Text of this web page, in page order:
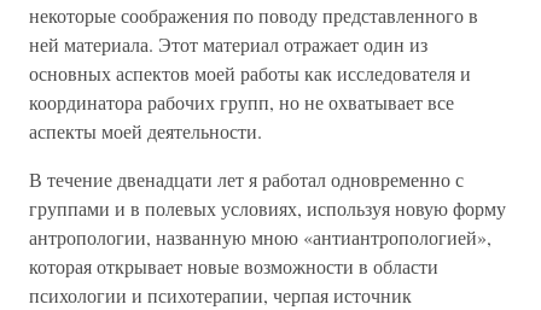
некоторые соображения по поводу представленного в
ней материала. Этот материал отражает один из
основных аспектов моей работы как исследователя и
координатора рабочих групп, но не охватывает все
аспекты моей деятельности.
В течение двенадцати лет я работал одновременно с
группами и в полевых условиях, используя новую форму
антропологии, названную мною «антиантропологией»,
которая открывает новые возможности в области
психологии и психотерапии, черпая источник